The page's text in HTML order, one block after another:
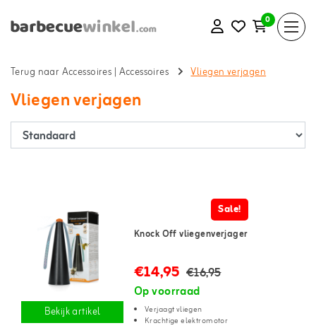
0
Terug naar Accessoires | Accessoires Vliegen verjagen
Vliegen verjagen
Bekijk artikel
Sale!
Knock Off vliegenverjager
€14,95 €16,95
Op voorraad
Verjaagt vliegen
Krachtige elektromotor